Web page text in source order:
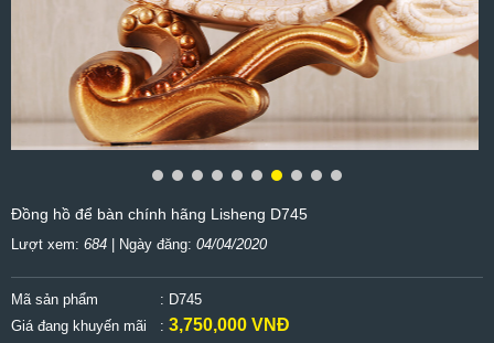
Đồng hồ để bàn chính hãng Lisheng D745
Lượt xem: 684 | Ngày đăng: 04/04/2020
Mã sản phẩm
: D745
Giá đang khuyến mãi
: 3,750,000 VNĐ